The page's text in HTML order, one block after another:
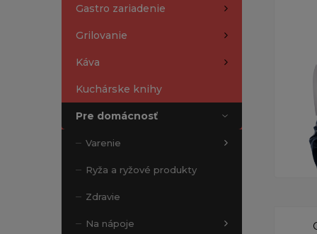
Gastro zariadenie
Grilovanie
Káva
Kuchárske knihy
Pre domácnosť
Varenie
Ryža a ryžové produkty
Zdravie
Na nápoje